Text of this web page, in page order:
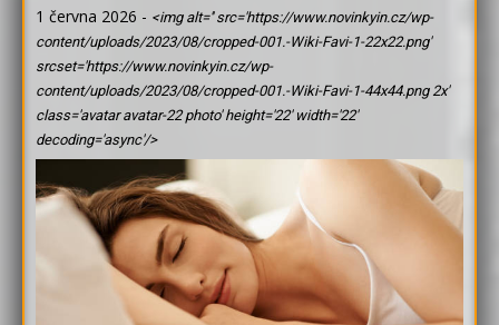
1 června 2026 - <img alt='' src='https://www.novinkyin.cz/wp-
content/uploads/2023/08/cropped-001.-Wiki-Favi-1-22x22.png'
srcset='https://www.novinkyin.cz/wp-
content/uploads/2023/08/cropped-001.-Wiki-Favi-1-44x44.png 2x'
class='avatar avatar-22 photo' height='22' width='22'
decoding='async'/>